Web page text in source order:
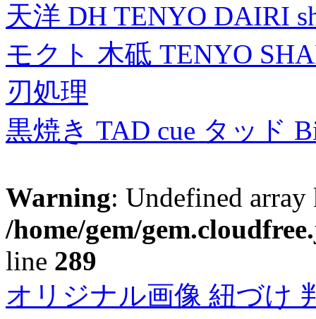
天洋 DH TENYO DAIRI
モクト 木砥 TENYO
刃処理
黒焼き TAD cue タッド
Warning: Undefined
/home/gem/
line 289
オリジナル画像 紐づけ